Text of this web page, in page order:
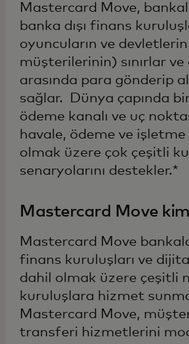
Mastercard Move,
banka dışı finans
oyuncuların ve devletlerin
müşterilerinin) sınırlar
arasında para gönderip
sağlar. Dünya çapında
ödeme kanalı ve uç
havale, ödeme ve
olmak üzere çok çeşitli
senaryolarını destekler.*
Mastercard Move
Mastercard Move
finans kuruluşları ve
dahil olmak üzere çeşitli
kuruluşlara hizmet
Mastercard Move,
transferi hizmetlerini